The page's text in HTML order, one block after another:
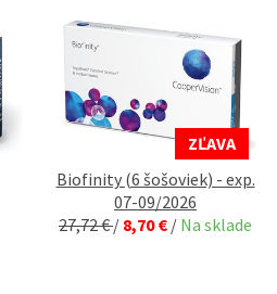
ZĽAVA
Biofinity (6 šošoviek) - exp.
07-09/2026
27,72 €/ 8,70 € / Na sklade